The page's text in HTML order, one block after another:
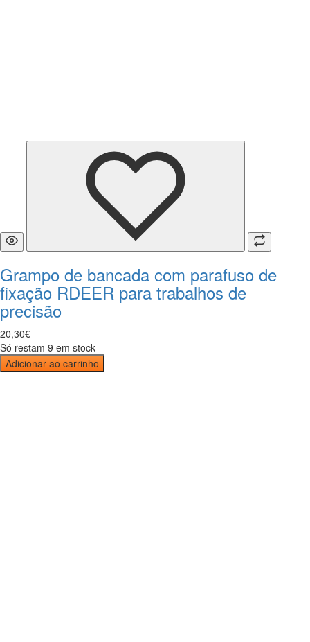
Grampo de bancada com parafuso de
fixação RDEER para trabalhos de
precisão
20,30€
Só restam 9 em stock
Adicionar ao carrinho